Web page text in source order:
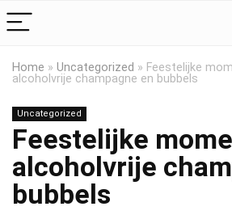
Home » Uncategorized » Feestelijke
alcoholvrije champagne en bubbels
Uncategorized
Feestelijke
alcoholvrije
bubbels